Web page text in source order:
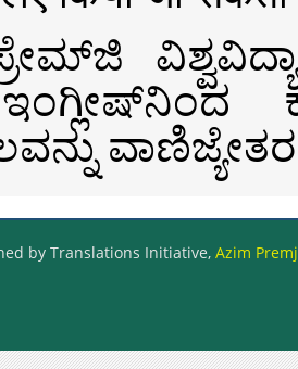
by Translations Initiative, Azim